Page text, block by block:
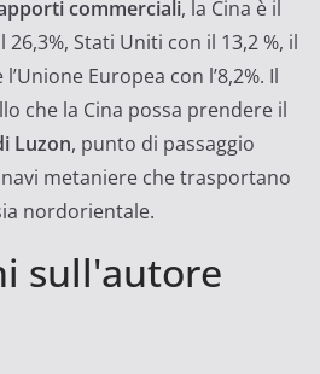
commerciali, la Cina è il
Stati Uniti con il 13,2 %, il
Europea con l’8,2%. Il
che la Cina possa prendere il
Luzon, punto di passaggio
metaniere che trasportano
nordorientale.
sull'autore